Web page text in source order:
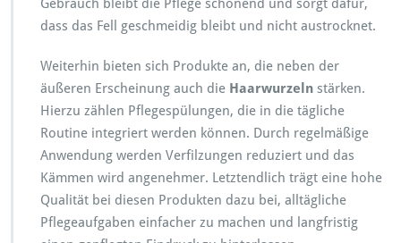
Gebrauch bleibt die Pflege schonend und sorgt dafür,
dass das Fell geschmeidig bleibt und nicht austrocknet.
Weiterhin bieten sich Produkte an, die neben der
äußeren Erscheinung auch die Haarwurzeln stärken.
Hierzu zählen Pflegespülungen, die in die tägliche
Routine integriert werden können. Durch regelmäßige
Anwendung werden Verfilzungen reduziert und das
Kämmen wird angenehmer. Letztendlich trägt eine hohe
Qualität bei diesen Produkten dazu bei, alltägliche
Pflegeaufgaben einfacher zu machen und langfristig